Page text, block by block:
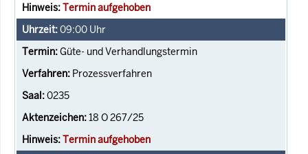
Termin aufgehoben
09:00 Uhr
Güte- und Verhandlungstermin
Prozessverfahren
0235
18 O 267/25
Termin aufgehoben